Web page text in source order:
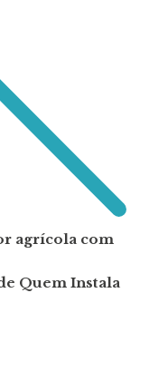
agrícola com
Quem Instala